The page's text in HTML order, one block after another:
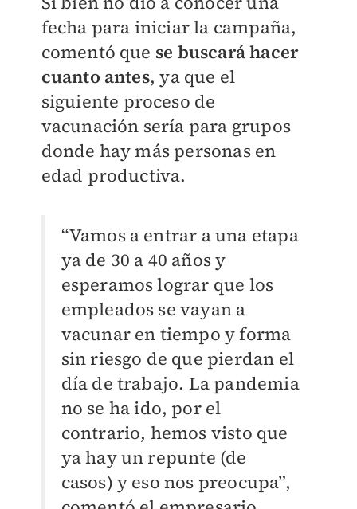
fecha para iniciar la campaña,
comentó que se buscará hacer
cuanto antes, ya que el
siguiente proceso de
vacunación sería para grupos
donde hay más personas en
edad productiva.
“Vamos a entrar a una etapa
ya de 30 a 40 años y
esperamos lograr que los
empleados se vayan a
vacunar en tiempo y forma
sin riesgo de que pierdan el
día de trabajo. La pandemia
no se ha ido, por el
contrario, hemos visto que
ya hay un repunte (de
casos) y eso nos preocupa”,